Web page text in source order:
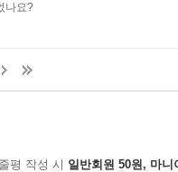
나요?
평 작성 시 일반회원 50원, 마니